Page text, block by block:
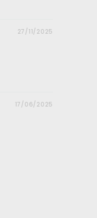
27/11/2025
17/06/2025